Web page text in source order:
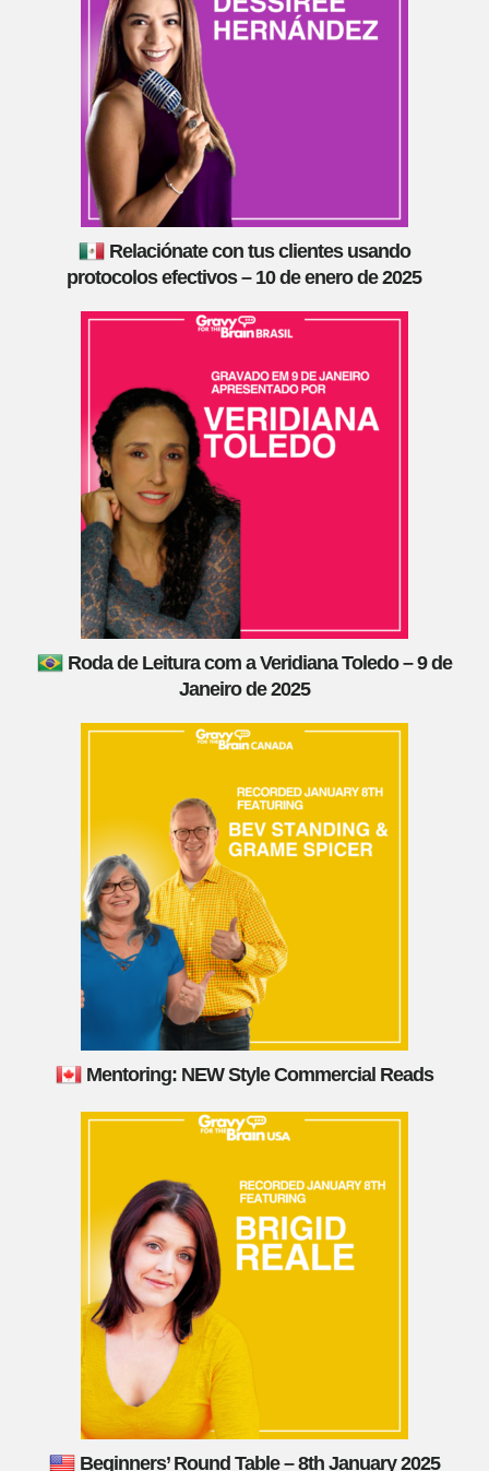
Relaciónate con tus clientes usando
protocolos efectivos – 10 de enero de 2025
Roda de Leitura com a Veridiana Toledo – 9 de
Janeiro de 2025
Mentoring: NEW Style Commercial Reads
Beginners’ Round Table – 8th January 2025